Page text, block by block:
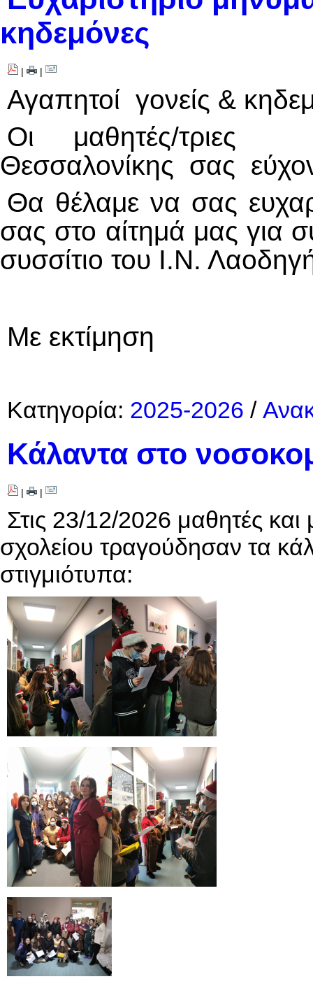
κηδεμόνες
| |
Αγαπητοί γονείς &
Οι μαθητές/
Θεσσαλονίκης σας
Θα θέλαμε να σας
σας στο αίτημά μας για
συσσίτιο του Ι.Ν.
Με εκτίμηση
Κατηγορία: 2025-2026 /
Κάλαντα στο
| |
Στις 23/12/2026 μαθητές
σχολείου τραγούδησαν τα
στιγμιότυπα: